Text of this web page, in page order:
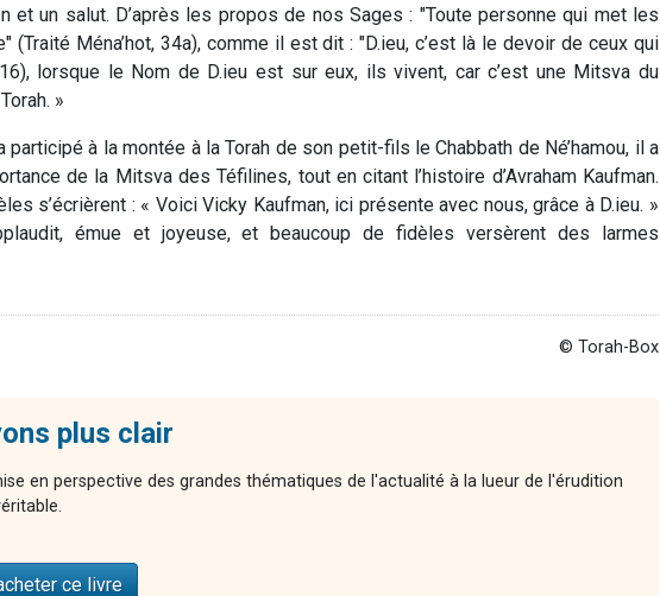
et un salut. D’après les propos de nos Sages : "Toute personne qui met les
(Traité Ména’hot, 34a), comme il est dit : "D.ieu, c’est là le devoir de ceux qui
lorsque le Nom de D.ieu est sur eux, ils vivent, car c’est une Mitsva du
»
participé à la montée à la Torah de son petit-fils le Chabbath de Né’hamou, il a
de la Mitsva des Téfilines, tout en citant l’histoire d’Avraham Kaufman.
s’écrièrent : « Voici Vicky Kaufman, ici présente avec nous, grâce à D.ieu. »
émue et joyeuse, et beaucoup de fidèles versèrent des larmes
© Torah-Box
plus clair
en perspective des grandes thématiques de l'actualité à la lueur de l'érudition
ce livre